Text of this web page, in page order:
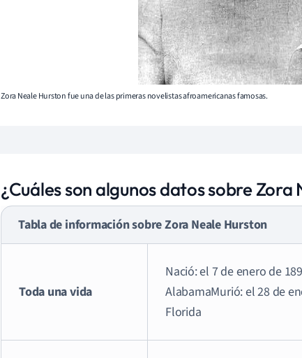
Zora Neale Hurston fue una de las primeras novelistas afroamericanas famosas.
¿Cuáles son algunos datos sobre Zora
Tabla de información sobre Zora Neale Hurston
Toda una vida
Nació: el 7 de enero de
AlabamaMurió: el 28 de
Florida